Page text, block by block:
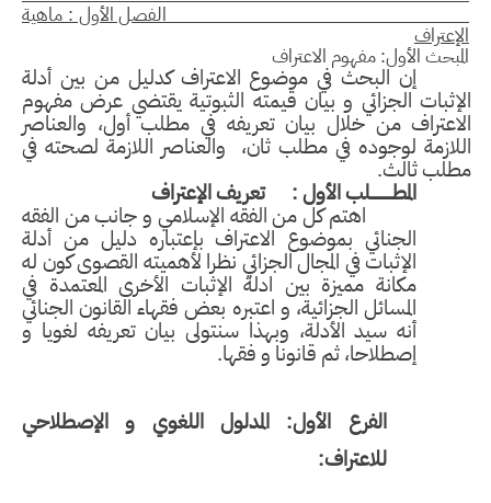
الأول : ماهية
الأول: مفهوم الاعتراف
إن البحث في موضوع الاعتراف كدليل من بين أدلة
الجزائي و بيان قيمته الثبوتية يقتضي عرض مفهوم
من خلال بيان تعريفه في مطلب أول، والعناصر
لوجوده في مطلب ثان، والعناصر اللازمة لصحته في
ثالث.
المطــــــــــلب الأول : تعريف الإعتراف
اهتم كل من الفقه الإسلامي و جانب من الفقه
الجنائي بموضوع الاعتراف بإعتباره دليل من أدلة
الإثبات في المجال الجزائي نظرا لأهميته القصوى كون له
مكانة مميزة بين ادلة الإثبات الأخرى المعتمدة في
المسائل الجزائية، و اعتبره بعض فقهاء القانون الجنائي
أنه سيد الأدلة، وبهذا سنتولى بيان تعريفه لغويا و
إصطلاحا، ثم قانونا و فقها.
الفرع الأول: المدلول اللغوي و الإصطلاحي
للاعتراف: